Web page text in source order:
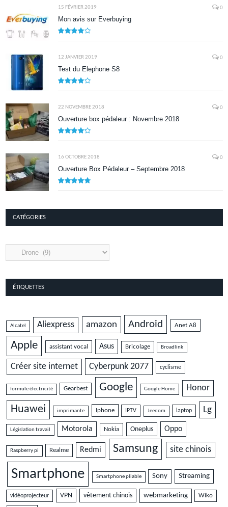
15 FÉVRIER 2019 0
Mon avis sur Everbuying
12 JANVIER 2019 0
Test du Elephone S8
22 NOVEMBRE 2018 0
Ouverture box pédaleur : Novembre 2018
16 OCTOBRE 2018 0
Ouverture Box Pédaleur – Septembre 2018
CATÉGORIES
Catégories
ÉTIQUETTES
Alcatel Aliexpress amazon Android Anet A8
Apple assistant vocal Asus Bricolage Broadlink
Créer site internet Cyberpunk 2077 cyclisme
formule électricité Gearbest Google Google Home Honor
Huawei imprimante Iphone IPTV Jeedom laptop Lg
Législation travail Motorola Nokia Oneplus Oppo
Raspberry pi Realme Redmi Samsung site chinois
Smartphone Smartphone pliable Sony Streaming
vidéoprojecteur VPN vêtement chinois webmarketing Wiko